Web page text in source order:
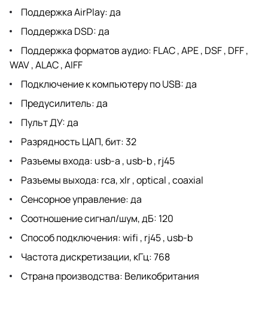
Поддержка AirPlay: да
Поддержка DSD: да
Поддержка форматов аудио: FLAC , APE , DSF , DFF ,
WAV , ALAC , AIFF
Подключение к компьютеру по USB: да
Предусилитель: да
Пульт ДУ: да
Разрядность ЦАП, бит: 32
Разъемы входа: usb-a , usb-b , rj45
Разъемы выхода: rca, xlr , optical , coaxial
Сенсорное управление: да
Соотношение сигнал/шум, дБ: 120
Способ подключения: wifi , rj45 , usb-b
Частота дискретизации, кГц: 768
Страна производства: Великобритания